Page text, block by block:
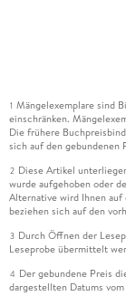
1 Mängelexemplare sind
einschränken.
Die frühere
sich auf den gebundenen
2 Diese Artikel
wurde aufgehoben oder
Alternative wird Ihnen
beziehen sich auf den
3 Durch Öffnen der
Leseprobe übermittelt
4 Der gebundene Preis
dargestellten Datums